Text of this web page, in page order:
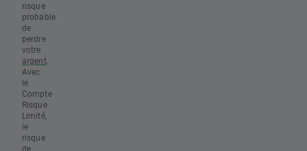
risque
probable
de
perdre
votre
argent.
Avec
le
Compte
Risque
Limité,
le
risque
de